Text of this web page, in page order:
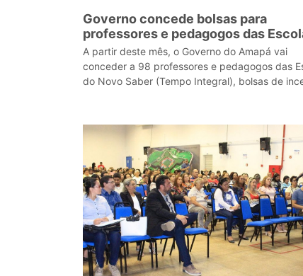
Governo concede bolsas para
professores e pedagogos das
do Novo Saber
A partir deste mês, o Governo do Amapá vai
conceder a 98 professores e pedagogos das
do Novo Saber (Tempo Integral), bolsas de